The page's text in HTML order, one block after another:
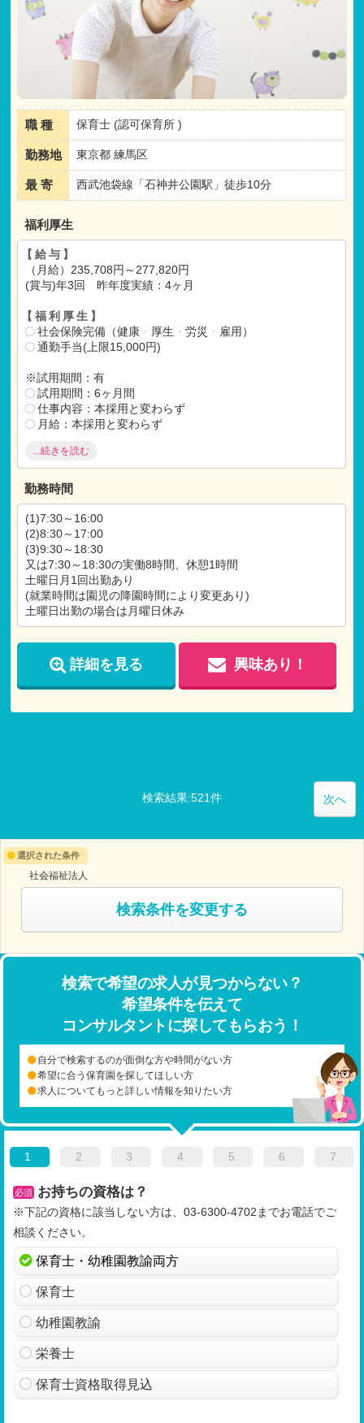
職 種 保育士 (認可保育所 )
勤務地 東京都 練馬区
最 寄 西武池袋線「石神井公園駅」徒歩10分
福利厚生
【給与】
（月給）235,708円～277,820円
(賞与)年3回 昨年度実績：4ヶ月
【福利厚生】
社会保険完備（健康・ 厚生 ・ 労災 ・ 雇用）
通勤手当(上限15,000円)
※試用期間：有
試用期間：6ヶ月間
仕事内容：本採用と変わらず
月給：本採用と変わらず
雇用の定めあり～平成32年3月31日まで
契約更新の可能性あり(原則更新)
...続きを読む
勤務時間
(1)7:30～16:00
(2)8:30～17:00
(3)9:30～18:30
又は7:30～18:30の実働8時間、休憩1時間
土曜日月1回出勤あり
(就業時間は園児の降園時間により変更あり)
土曜日出勤の場合は月曜日休み
詳細を見る 興味あり！
検索結果:521件 次へ
選択された条件
社会福祉法人
検索条件を変更する
検索で希望の求人が見つからない？
希望条件を伝えて
コンサルタントに探してもらおう！
自分で検索するのが面倒な方や時間がない方
希望に合う保育園を探してほしい方
求人についてもっと詳しい情報を知りたい方
1 2 3 4 5 6 7
必須 お持ちの資格は？
※下記の資格に該当しない方は、03-6300-4702までお電話でご
相談ください。
保育士・幼稚園教諭両方
保育士
幼稚園教諭
栄養士
保育士資格取得見込